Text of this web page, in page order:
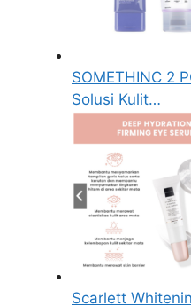
SOMETHINC 2
Solusi Kulit…
Scarlett